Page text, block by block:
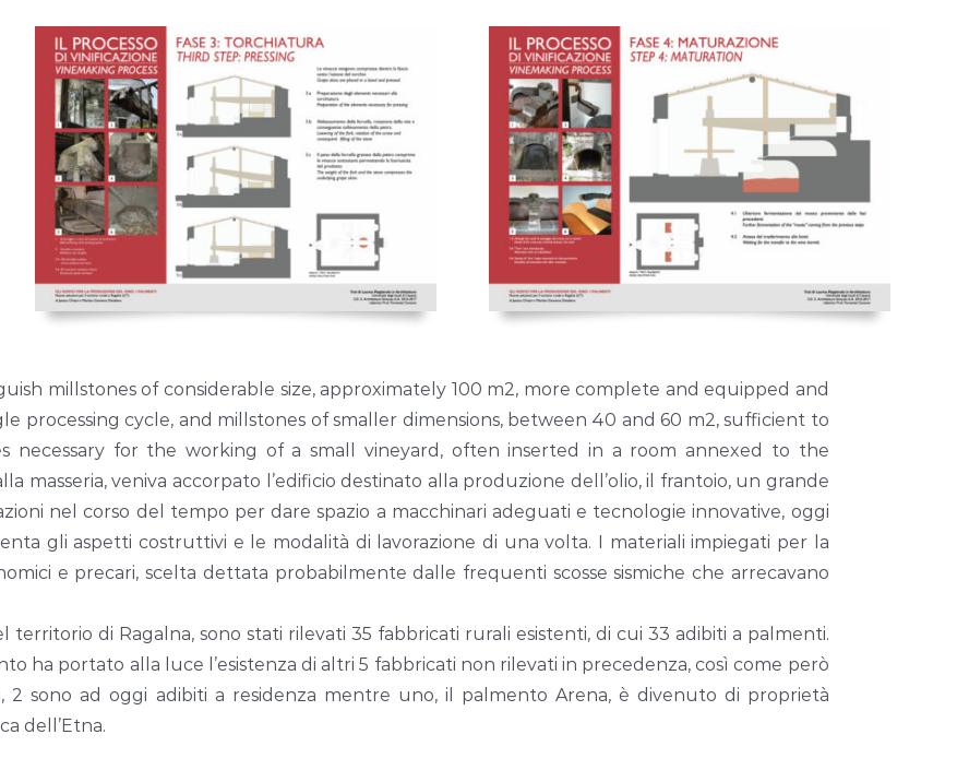
millstones of considerable size, approximately 100 m2, more complete and equipped and
processing cycle, and millstones of smaller dimensions, between 40 and 60 m2, sufficient to
necessary for the working of a small vineyard, often inserted in a room annexed to the
masseria, veniva accorpato l’edificio destinato alla produzione dell’olio, il frantoio, un grande
nel corso del tempo per dare spazio a macchinari adeguati e tecnologie innovative, oggi
gli aspetti costruttivi e le modalità di lavorazione di una volta. I materiali impiegati per la
e precari, scelta dettata probabilmente dalle frequenti scosse sismiche che arrecavano
di Ragalna, sono stati rilevati 35 fabbricati rurali esistenti, di cui 33 adibiti a palmenti.
ha portato alla luce l’esistenza di altri 5 fabbricati non rilevati in precedenza, così come però
2 sono ad oggi adibiti a residenza mentre uno, il palmento Arena, è divenuto di proprietà
dell’Etna.